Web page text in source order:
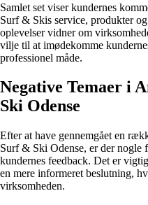
Samlet set viser kundernes
Surf & Skis service, produkter
oplevelser vidner om
vilje til at imødekomme
professionel måde.
Negative Temaer i
Ski Odense
Efter at have gennemgået en
Surf & Ski Odense, er der nogle
kundernes feedback. Det er
en mere informeret beslutning,
virksomheden.